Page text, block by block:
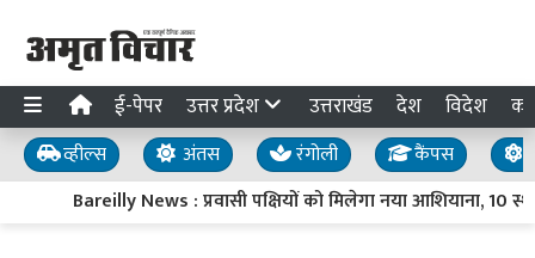
ई-पेपर उत्तर प्रदेश उत्तराखंड देश विदेश
व्हील्स अंतस रंगोली कैंपस
Bareilly News : प्रवासी पक्षियों को मिलेगा नया आशियाना, 10